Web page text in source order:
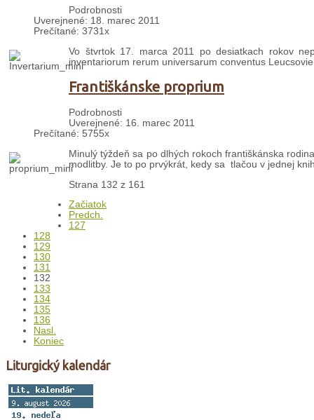
Podrobnosti
Uverejnené: 18. marec 2011
Prečítané: 3731x
Vo štvrtok 17. marca 2011 po desiatkach rokov
inventariorum rerum universarum conventus
Františkánske proprium
Podrobnosti
Uverejnené: 16. marec 2011
Prečítané: 5755x
Minulý týždeň sa po dlhých rokoch františkánska
modlitby. Je to po prvýkrát, kedy sa tlačou v jednej
Strana 132 z 161
Začiatok
Predch.
127
128
129
130
131
132
133
134
135
136
Nasl.
Koniec
Liturgický kalendár